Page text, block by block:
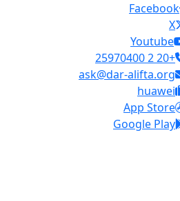
Facebook
X
Youtube
+20 2 25970400
ask@dar-alifta.org
huawei
App Store
Google Play